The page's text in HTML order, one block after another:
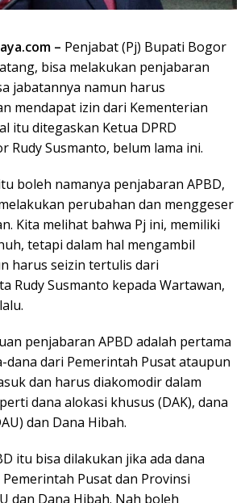
– Penjabat (Pj) Bupati Bogor
bisa melakukan penjabaran
jabatannya namun harus
mendapat izin dari Kementerian
itu ditegaskan Ketua DPRD
Rudy Susmanto, belum lama ini.
boleh namanya penjabaran APBD,
perubahan dan menggeser
Kita melihat bahwa Pj ini, memiliki
tetapi dalam hal mengambil
harus seizin tertulis dari
Rudy Susmanto kepada Wartawan,
penjabaran APBD adalah pertama
dana dari Pemerintah Pusat ataupun
dan harus diakomodir dalam
dana alokasi khusus (DAK), dana
dan Dana Hibah.
itu bisa dilakukan jika ada dana
Pusat dan Provinsi
dan Dana Hibah. Nah boleh